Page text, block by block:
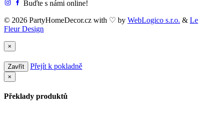
Buďte s námi online!
© 2026 PartyHomeDecor.cz with ♡ by WebLogico s.r.o. & Le
Fleur Design
×
Zavřít Přejít k pokladně
×
Překlady produktů